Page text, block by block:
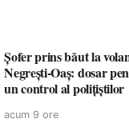
Șofer prins băut la
Negrești-Oaș: dosar
un control al polițiștilor
acum 9 ore